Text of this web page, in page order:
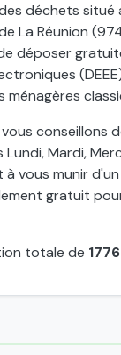
déchets situé
La Réunion
déposer
conseillons
Mardi,
à vous munir
gratuit
totale de